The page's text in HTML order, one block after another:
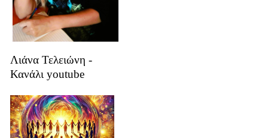
Λιάνα Τελειώνη -
Κανάλι youtube